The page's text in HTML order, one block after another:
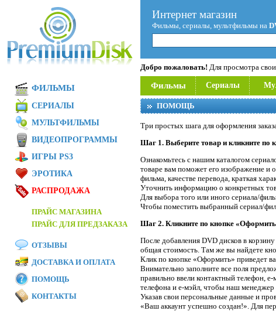
Интернет магазин
Фильмы, сериалы, мультфильмы на
Добро пожаловать! Для просмотра
Фильмы Сериалы
ПОМОЩЬ
Три простых шага для оформления
Шаг 1. Выберите товар и кликните по
Ознакомьтесь с нашим каталогом
товаре вам поможет его изображение и
фильма, качестве перевода, краткая
Уточнить информацию о конкретных
Для выбора того или иного сериала/
Чтобы поместить выбранный сериал/
Шаг 2. Кликните по кнопке
После добавления DVD дисков в
общая стоимость. Там же вы найдете
Клик по кнопке «Оформить» приведет
Внимательно заполните все поля
правильно ввели контактный телефон,
телефона и е-мэйл, чтобы наш менеджер
Указав свои персональные данные и
«Ваш аккаунт успешно создан!». Для
ФИЛЬМЫ
СЕРИАЛЫ
МУЛЬТФИЛЬМЫ
ВИДЕОПРОГРАММЫ
ИГРЫ PS3
ЭРОТИКА
РАСПРОДАЖА
ПРАЙС МАГАЗИНА
ПРАЙС ДЛЯ ПРЕДЗАКАЗА
ОТЗЫВЫ
ДОСТАВКА И ОПЛАТА
ПОМОЩЬ
КОНТАКТЫ